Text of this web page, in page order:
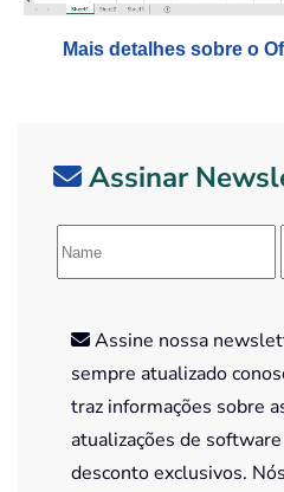
Mais detalhes sobre o
Assinar
Assine nossa
sempre atualizado
traz informações sobre
atualizações de
desconto exclusivos.